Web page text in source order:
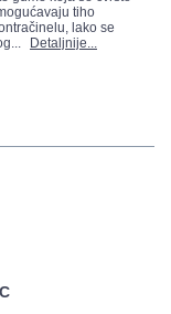
tiho
lako se
Detaljnije...